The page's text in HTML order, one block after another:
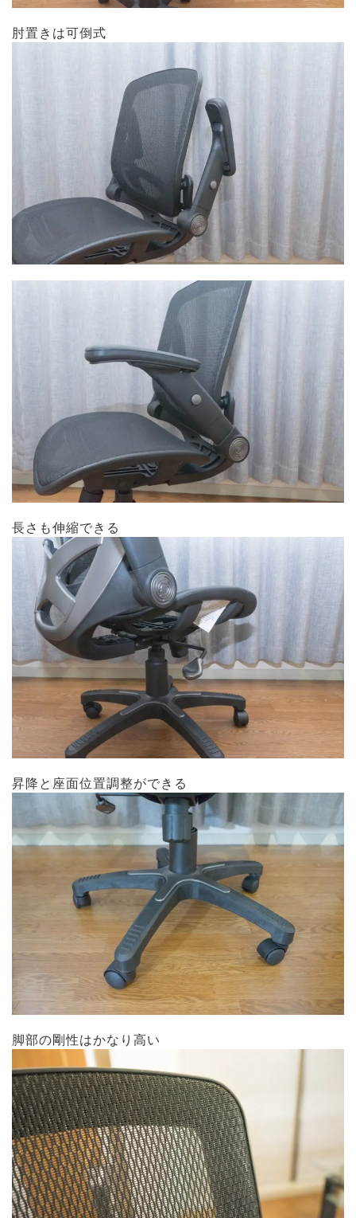
肘置きは可倒式
長さも伸縮できる
昇降と座面位置調整ができる
脚部の剛性はかなり高い